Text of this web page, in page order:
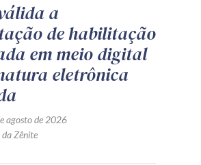
a
de habilitação
em meio digital
eletrônica
agosto de 2026
da Zênite